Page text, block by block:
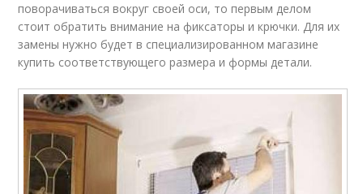
поворачиваться вокруг своей оси, то первым делом
стоит обратить внимание на фиксаторы и крючки. Для их
замены нужно будет в специализированном магазине
купить соответствующего размера и формы детали.